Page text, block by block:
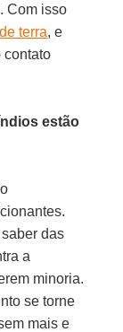
Com isso
terra, e
contato
estão
das
a
minoria.
se torne
mais e